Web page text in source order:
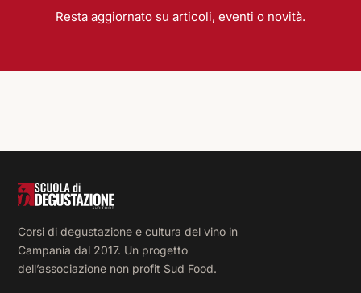
Resta aggiornato su articoli, eventi o novità.
Corsi di degustazione e cultura del vino in
Campania dal 2017. Un progetto
dell’associazione non profit Sud Food.